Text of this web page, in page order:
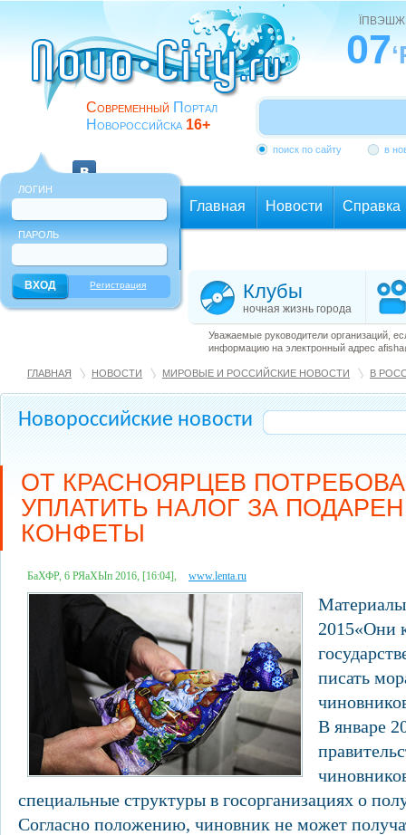
Современный Портал
Новороссийска 16+
07
поиск по сайту в
ЛОГИН
ПАРОЛЬ
Регистрация
Главная Новости Справка
Клубы
ночная жизнь города
Уважаемые руководители организаций,
информацию на электронный адрес
ГЛАВНАЯ НОВОСТИ МИРОВЫЕ И РОССИЙСКИЕ НОВОСТИ В
Новороссийские новости
ОТ КРАСНОЯРЦЕВ
УПЛАТИТЬ НАЛОГ ЗА
КОНФЕТЫ
БаХФР, 6 РЯаХЫп 2016, [16:04], www.lenta.ru
2015«Они
писать
В январе
специальные структуры в госорганизациях о
Согласно положению, чиновник не может